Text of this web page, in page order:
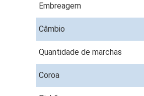
Embreagem
Câmbio
Quantidade de marchas
Coroa